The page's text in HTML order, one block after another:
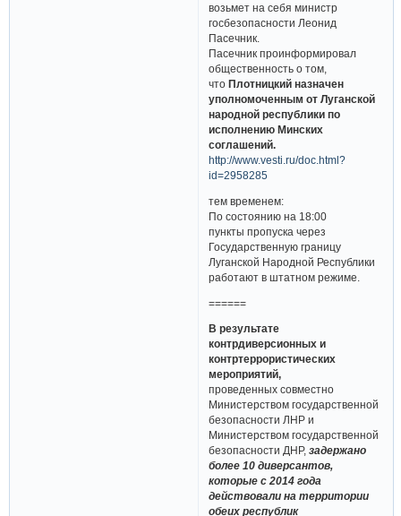
возьмет на себя министр
госбезопасности Леонид
Пасечник.
Пасечник проинформировал
общественность о том,
что Плотницкий назначен
уполномоченным от Луганской
народной республики по
исполнению Минских
соглашений.
http://www.vesti.ru/doc.html?
id=2958285
тем временем:
По состоянию на 18:00
пункты пропуска через
Государственную границу
Луганской Народной Республики
работают в штатном режиме.
======
В результате
контрдиверсионных и
контртеррористических
мероприятий,
проведенных совместно
Министерством государственной
безопасности ЛНР и
Министерством государственной
безопасности ДНР,задержано
более 10 диверсантов,
которые с 2014 года
действовали на территории
обеих республик